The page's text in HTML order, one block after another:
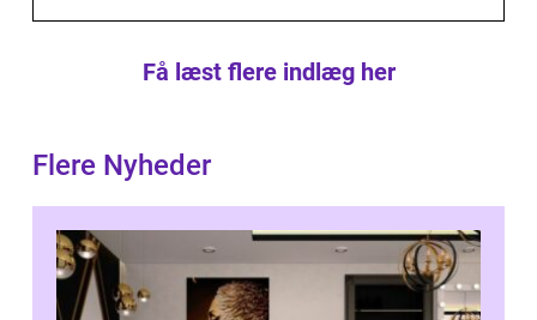
Få læst flere indlæg her
Flere Nyheder